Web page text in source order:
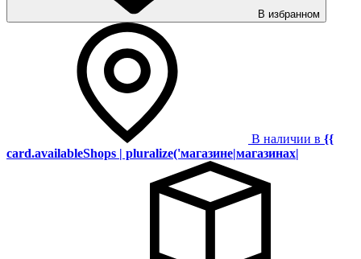
В избранном
В наличии в {{
card.availableShops | pluralize('магазине|магазинах|